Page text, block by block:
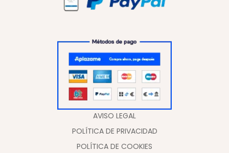
AVISO LEGAL
POLÍTICA DE PRIVACIDAD
POLÍTICA DE COOKIES